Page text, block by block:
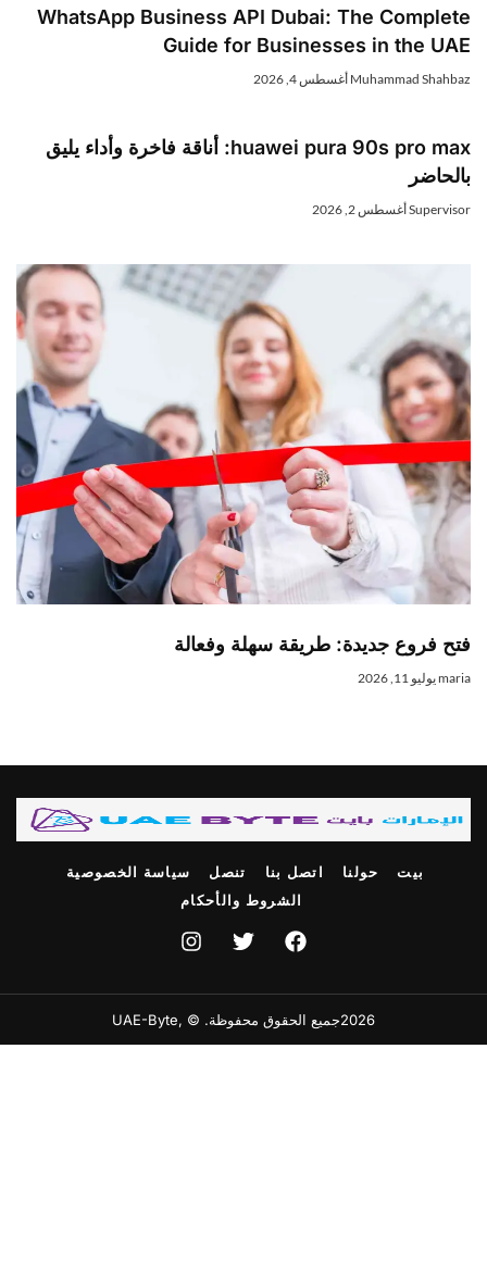
WhatsApp Business API Dubai: The Complete
Guide for Businesses in the UAE
Muhammad Shahbaz أغسطس 4, 2026
huawei pura 90s pro max: أناقة فاخرة وأداء يليق
بالحاضر
Supervisorأغسطس 2, 2026
فتح فروع جديدة: طريقة سهلة وفعالة
mariaيوليو 11, 2026
بيت حولنا اتصل بنا تنصل
سياسة الخصوصية
الشروط والأحكام
2026جميع الحقوق محفوظة. © ,UAE-Byte